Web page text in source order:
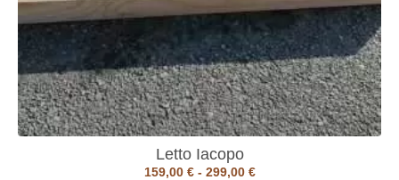
Letto Iacopo
159,00 € - 299,00 €